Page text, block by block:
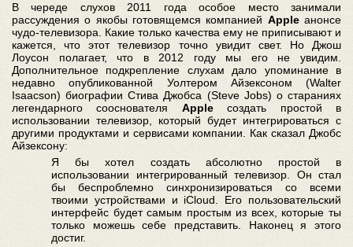
В череде слухов 2011 года особое место занимали
рассуждения о якобы готовящемся компанией Appleанонсе
чудо-телевизора. Какие только качества ему не приписывают и
кажется, что этот телевизор точно увидит свет. Но Джош
Лоусон полагает, что в 2012 году мы его не увидим.
Дополнительное подкрепление слухам дало упоминание в
недавно опубликованной Уолтером Айзексоном (Walter
Isaacson) биографии Стива Джобса (Steve Jobs) о стараниях
легендарного сооснователя Appleсоздать простой в
использовании телевизор, который будет интегрироваться с
другими продуктами и сервисами компании. Как сказал Джобс
Айзексону:
Я бы хотел создать абсолютно простой в
использовании интегрированный телевизор. Он стал
бы беспроблемно синхронизироваться со всеми
твоими устройствами и iCloud. Его пользовательский
интерфейс будет самым простым из всех, которые ты
только можешь себе представить. Наконец я этого
достиг.